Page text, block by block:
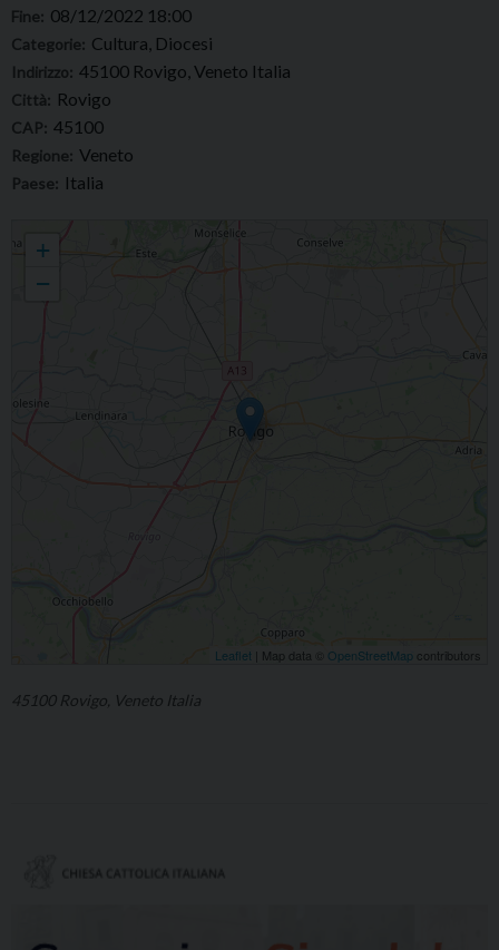
Fine: 08/12/2022 18:00
Categorie: Cultura, Diocesi
Indirizzo: 45100 Rovigo, Veneto Italia
Città: Rovigo
CAP: 45100
Regione: Veneto
Paese: Italia
Tradizionale "Infiorata" dell'8 dicembre, in piazza V. Emanuele II a Rovigo, alla
presenza di mons. Vescovo e del Sindaco
+
−
Leaflet | Map data © OpenStreetMap contributors
45100 Rovigo, Veneto Italia